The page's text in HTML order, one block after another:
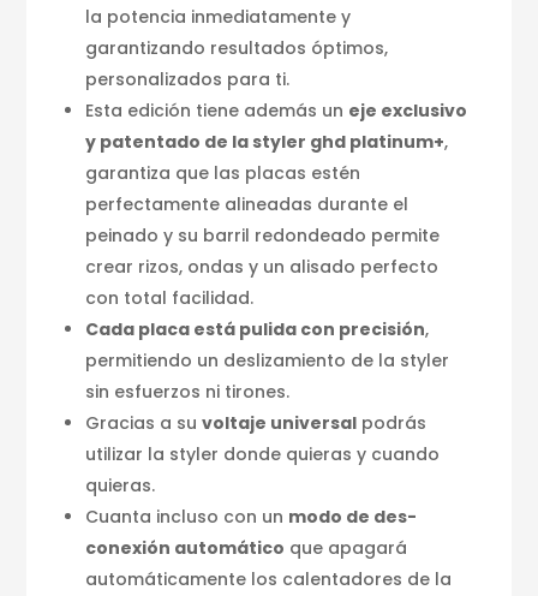
la potencia inmediatamente y
garantizando resultados óptimos,
personalizados para ti.
Esta edición tiene además un eje exclusivo
y patentado de la styler ghd platinum+,
garantiza que las placas estén
perfectamente alineadas durante el
peinado y su barril redondeado permite
crear rizos, ondas y un alisado perfecto
con total facilidad.
Cada placa está pulida con precisión,
permitiendo un deslizamiento de la styler
sin esfuerzos ni tirones.
Gracias a suvoltaje universal podrás
utilizar la styler donde quieras y cuando
quieras.
Cuanta incluso con un modo de des-
conexión automático que apagará
automáticamente los calentadores de la